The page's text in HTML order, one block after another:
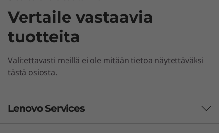
AMD:n tehokkuus
Processor
Up to 2nd Gen AMD Ryzen™ 7 PRO
Up to Windows 10 Pro
Up to 32GB
Vertaile vastaavia
tuotteita
Valitettavasti meillä ei ole mitään tietoa näytettäväksi
tästä osiosta.
Lenovo Services